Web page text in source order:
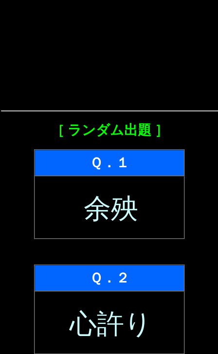
［ ランダム出題 ］
Ｑ．１
余殃
Ｑ．２
心許り